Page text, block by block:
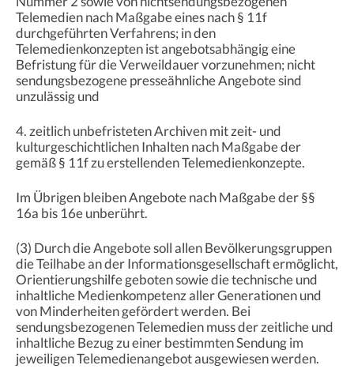
Telemedien nach Maßgabe eines nach § 11f
durchgeführten Verfahrens; in den
Telemedienkonzepten ist angebotsabhängig eine
Befristung für die Verweildauer vorzunehmen; nicht
sendungsbezogene presseähnliche Angebote sind
unzulässig und
4. zeitlich unbefristeten Archiven mit zeit- und
kulturgeschichtlichen Inhalten nach Maßgabe der
gemäß § 11f zu erstellenden Telemedienkonzepte.
Im Übrigen bleiben Angebote nach Maßgabe der §§
16a bis 16e unberührt.
(3) Durch die Angebote soll allen Bevölkerungsgruppen
die Teilhabe an der Informationsgesellschaft ermöglicht,
Orientierungshilfe geboten sowie die technische und
inhaltliche Medienkompetenz aller Generationen und
von Minderheiten gefördert werden. Bei
sendungsbezogenen Telemedien muss der zeitliche und
inhaltliche Bezug zu einer bestimmten Sendung im
jeweiligen Telemedienangebot ausgewiesen werden.